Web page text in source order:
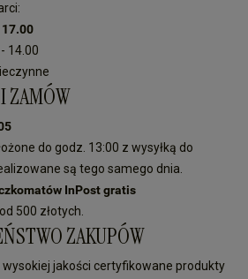
17.00
14.00
ZAMÓW
do godz. 13:00 z wysyłką do
są tego samego dnia.
InPost gratis
500 złotych.
ZAKUPÓW
jakości certyfikowane produkty